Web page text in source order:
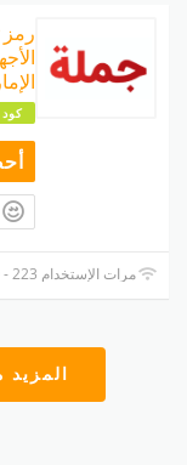
كود
مرات الإستخدام 223 - 0 اليوم